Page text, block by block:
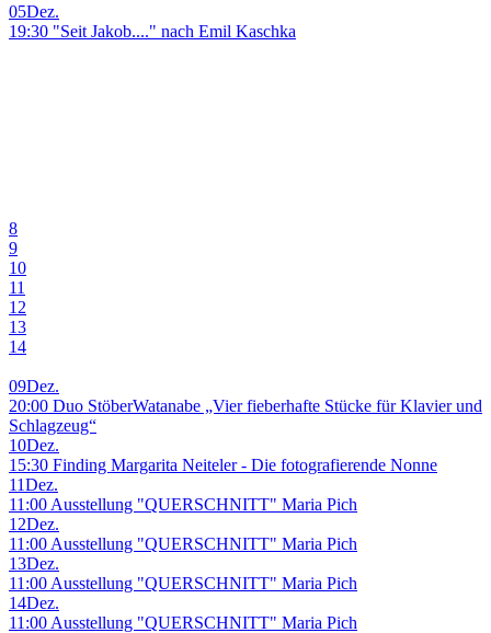
05Dez.
19:30 "Seit Jakob...." nach Emil Kaschka
8
9
10
11
12
13
14
09Dez.
20:00 Duo StöberWatanabe „Vier fieberhafte Stücke für Klavier und
Schlagzeug“
10Dez.
15:30 Finding Margarita Neiteler - Die fotografierende Nonne
11Dez.
11:00 Ausstellung "QUERSCHNITT" Maria Pich
12Dez.
11:00 Ausstellung "QUERSCHNITT" Maria Pich
13Dez.
11:00 Ausstellung "QUERSCHNITT" Maria Pich
14Dez.
11:00 Ausstellung "QUERSCHNITT" Maria Pich